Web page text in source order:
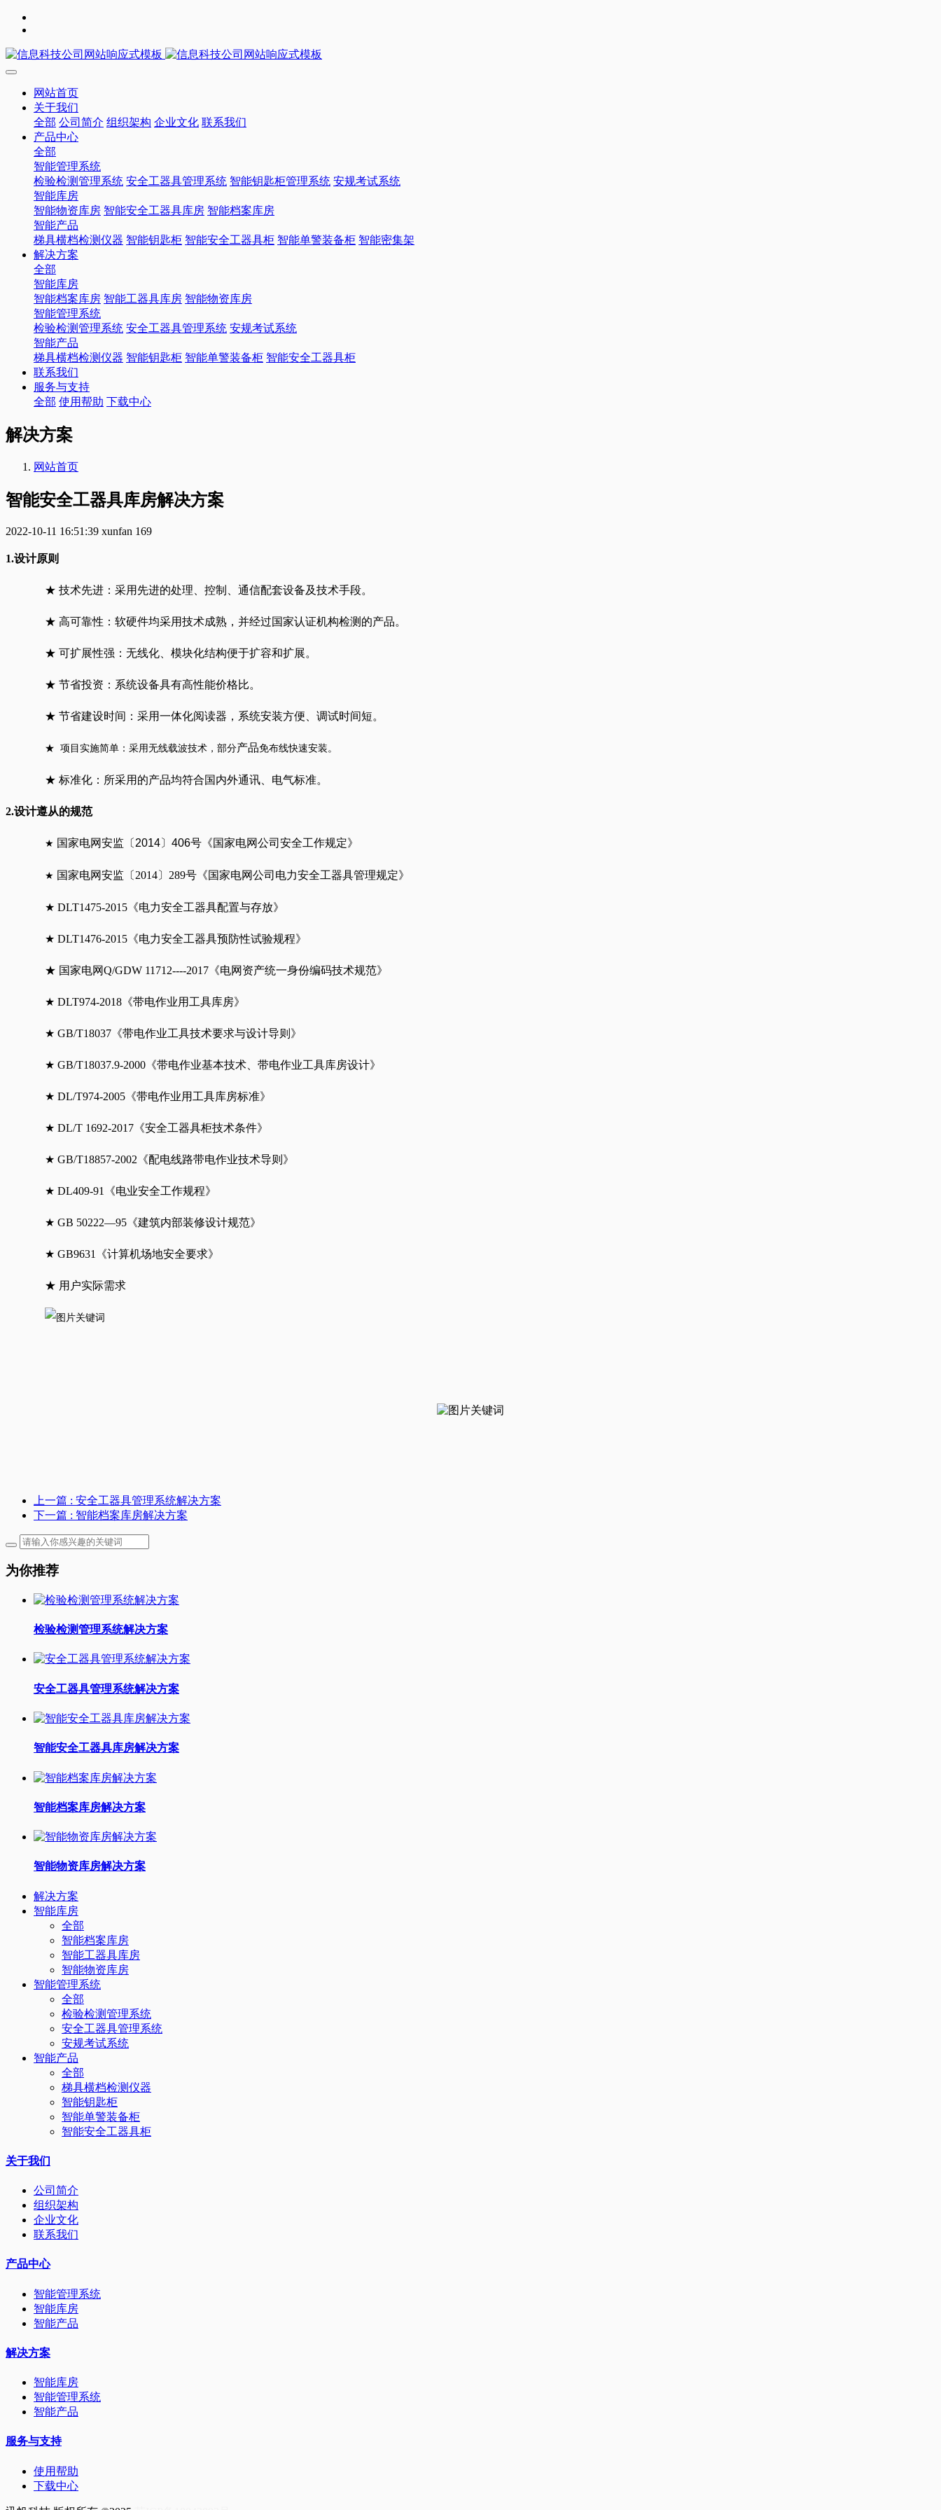
网站首页
关于我们
全部 公司简介 组织架构 企业文化 联系我们
产品中心
全部
智能管理系统
检验检测管理系统 安全工器具管理系统 智能钥匙柜管理系统 安规考试系统
智能库房
智能物资库房 智能安全工器具库房 智能档案库房
智能产品
梯具横档检测仪器 智能钥匙柜 智能安全工器具柜 智能单警装备柜 智能密集架
解决方案
全部
智能库房
智能档案库房 智能工器具库房 智能物资库房
智能管理系统
检验检测管理系统 安全工器具管理系统 安规考试系统
智能产品
梯具横档检测仪器 智能钥匙柜 智能单警装备柜 智能安全工器具柜
联系我们
服务与支持
全部 使用帮助 下载中心
解决方案
网站首页
智能安全工器具库房解决方案
2022-10-11 16:51:39 xunfan 169
1.设计原则
★ 技术先进：采用先进的处理、控制、通信配套设备及技术手段。
★ 高可靠性：软硬件均采用技术成熟，并经过国家认证机构检测的产品。
★ 可扩展性强：无线化、模块化结构便于扩容和扩展。
★ 节省投资：系统设备具有高性能价格比。
★ 节省建设时间：采用一体化阅读器，系统安装方便、调试时间短。
★ 项目实施简单：采用无线载波技术，部分产品免布线快速安装。
★ 标准化：所采用的产品均符合国内外通讯、电气标准。
2.设计遵从的规范
★ 国家电网安监〔 2014〕 406号《国家电网公司安全工作规定》
★ 国家电网安监〔2014〕289号《国家电网公司电力安全工器具管理规定》
★ DLT1475-2015《电力安全工器具配置与存放》
★ DLT1476-2015《电力安全工器具预防性试验规程》
★ 国家电网Q/GDW 11712----2017《电网资产统一身份编码技术规范》
★ DLT974-2018《带电作业用工具库房》
★ GB/T18037《带电作业工具技术要求与设计导则》
★ GB/T18037.9-2000《带电作业基本技术、带电作业工具库房设计》
★ DL/T974-2005《带电作业用工具库房标准》
★ DL/T 1692-2017《安全工器具柜技术条件》
★ GB/T18857-2002《配电线路带电作业技术导则》
★ DL409-91《电业安全工作规程》
★ GB 50222—95《建筑内部装修设计规范》
★ GB9631《计算机场地安全要求》
★ 用户实际需求
上一篇 : 安全工器具管理系统解决方案
下一篇 : 智能档案库房解决方案
为你推荐
检验检测管理系统解决方案
安全工器具管理系统解决方案
智能安全工器具库房解决方案
智能档案库房解决方案
智能物资库房解决方案
解决方案
智能库房
全部
智能档案库房
智能工器具库房
智能物资库房
智能管理系统
全部
检验检测管理系统
安全工器具管理系统
安规考试系统
智能产品
全部
梯具横档检测仪器
智能钥匙柜
智能单警装备柜
智能安全工器具柜
关于我们
公司简介
组织架构
企业文化
联系我们
产品中心
智能管理系统
智能库房
智能产品
解决方案
智能库房
智能管理系统
智能产品
服务与支持
使用帮助
下载中心